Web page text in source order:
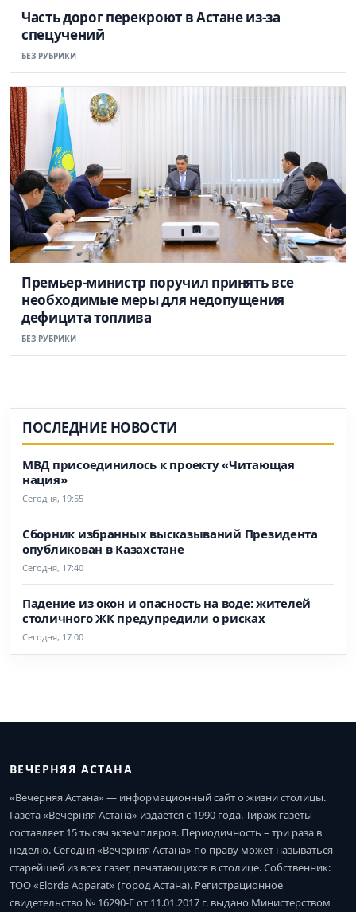
Часть дорог перекроют в Астане из-за
спецучений
БЕЗ РУБРИКИ
Премьер-министр поручил принять все
необходимые меры для недопущения
дефицита топлива
БЕЗ РУБРИКИ
ПОСЛЕДНИЕ НОВОСТИ
МВД присоединилось к проекту «Читающая
нация»
Сегодня, 19:55
Сборник избранных высказываний Президента
опубликован в Казахстане
Сегодня, 17:40
Падение из окон и опасность на воде: жителей
столичного ЖК предупредили о рисках
Сегодня, 17:00
ВЕЧЕРНЯЯ АСТАНА
«Вечерняя Астана» — информационный сайт о жизни столицы.
Газета «Вечерняя Астана» издается с 1990 года. Тираж газеты
составляет 15 тысяч экземпляров. Периодичность – три раза в
неделю. Сегодня «Вечерняя Астана» по праву может называться
старейшей из всех газет, печатающихся в столице. Собственник:
ТОО «Elorda Aqparat» (город Астана). Регистрационное
свидетельство № 16290-Г от 11.01.2017 г. выдано Министерством